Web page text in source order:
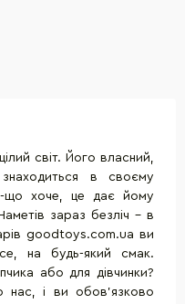
світ. Його власний,
в своєму
що хоче, це дає йому
зараз безліч - в
goodtoys.com.ua ви
на будь-який смак.
або для дівчинки?
нас, і ви обов'язково